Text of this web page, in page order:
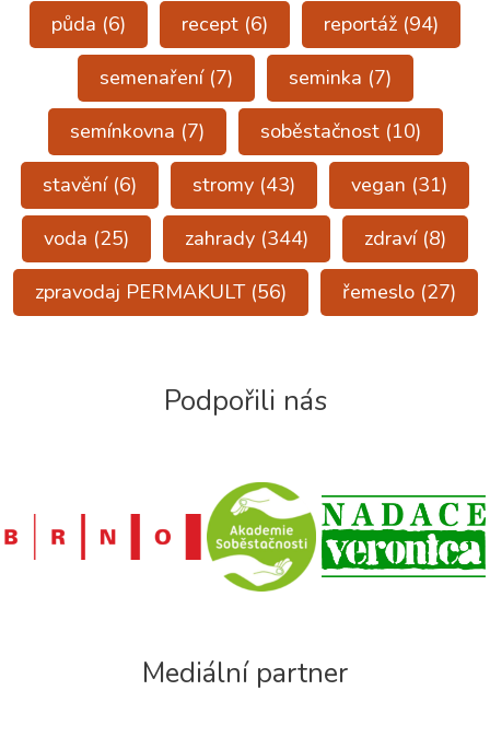
půda (6) recept (6) reportáž (94)
semenaření(7) seminka (7)
semínkovna (7) soběstačnost(10)
stavění(6) stromy (43) vegan (31)
voda (25) zahrady (344) zdraví(8)
zpravodaj PERMAKULT(56) řemeslo(27)
Podpořili nás
Mediální partner